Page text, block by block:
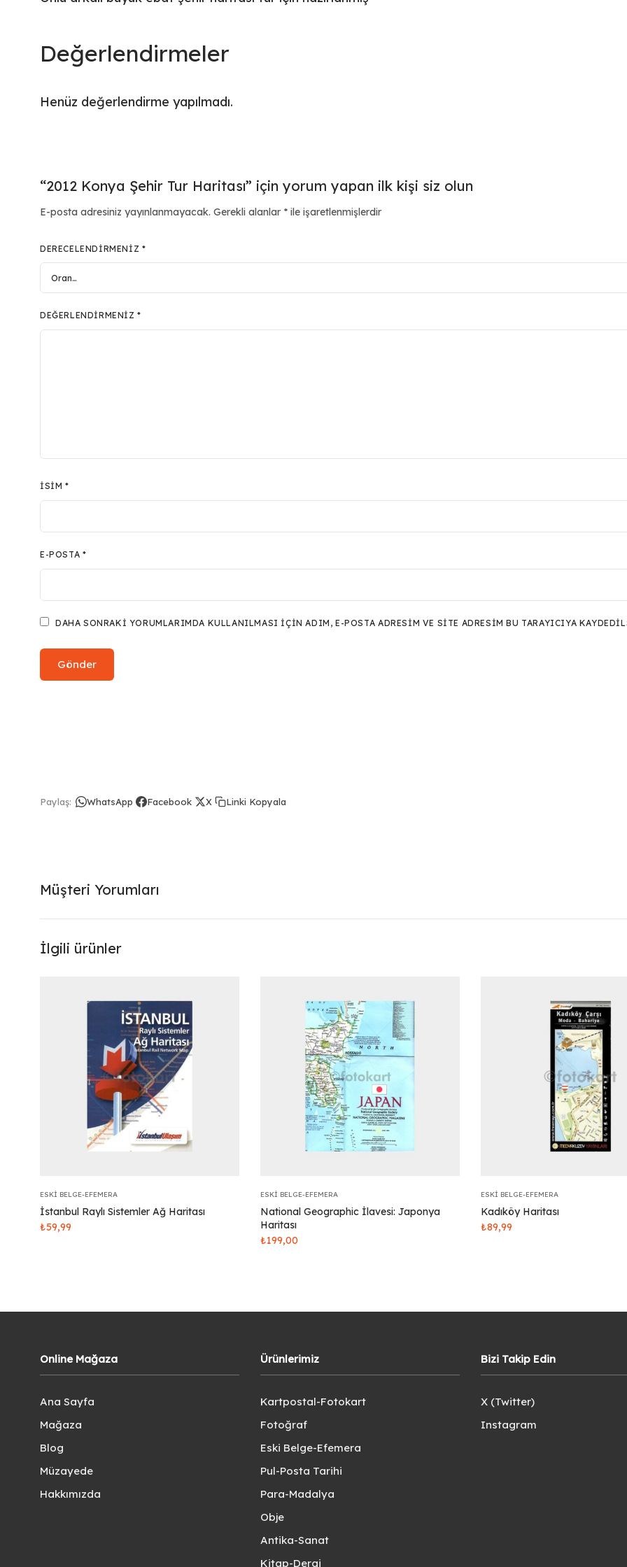
Değerlendirmeler
Henüz değerlendirme yapılmadı.
“2012 Konya Şehir Tur Haritası” için yorum yapan ilk kişi siz olun
E-posta adresiniz yayınlanmayacak. Gerekli alanlar * ile işaretlenmişlerdir
DERECELENDIRMENIZ *
DEĞERLENDIRMENIZ*
İSIM*
E-POSTA *
DAHA SONRAKI YORUMLARIMDA KULLANILMASI IÇIN ADIM, E-POSTA ADRESIM VE SITE ADRESIM BU TARAYICIYA
Paylaş: WhatsApp Facebook X Linki Kopyala
Müşteri Yorumları
İlgili ürünler
ESKI BELGE-EFEMERA
İstanbul Raylı Sistemler Ağ Haritası
₺59,99
ESKI BELGE-EFEMERA
National Geographic İlavesi: Japonya
Haritası
₺199,00
ESKI BELGE-EFEMERA
Kadıköy Haritası
₺89,99
Online Mağaza
Ana Sayfa
Mağaza
Blog
Müzayede
Hakkımızda
Ürünlerimiz
Kartpostal-Fotokart
Fotoğraf
Eski Belge-Efemera
Pul-Posta Tarihi
Para-Madalya
Obje
Antika-Sanat
Kitap-Dergi
Bizi Takip Edin
X (Twitter)
Instagram